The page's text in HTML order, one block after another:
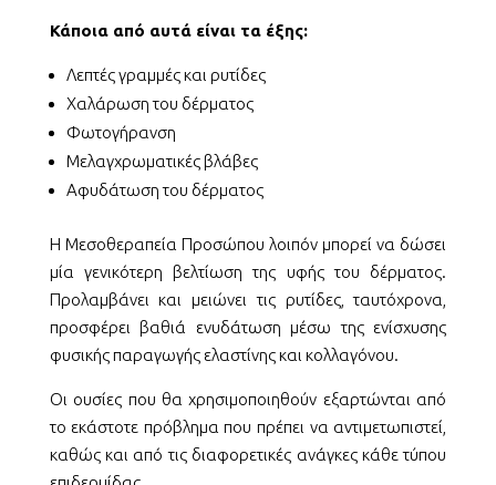
Κάποια από αυτά είναι τα έξης:
Λεπτές γραμμές και ρυτίδες
Χαλάρωση του δέρματος
Φωτογήρανση
Μελαγχρωματικές βλάβες
Αφυδάτωση του δέρματος
Η Μεσοθεραπεία Προσώπου λοιπόν μπορεί να δώσει
μία γενικότερη βελτίωση της υφής του δέρματος.
Προλαμβάνει και μειώνει τις ρυτίδες, ταυτόχρονα,
προσφέρει βαθιά ενυδάτωση μέσω της ενίσχυσης
φυσικής παραγωγής ελαστίνης και κολλαγόνου.
Οι ουσίες που θα χρησιμοποιηθούν εξαρτώνται από
το εκάστοτε πρόβλημα που πρέπει να αντιμετωπιστεί,
καθώς και από τις διαφορετικές ανάγκες κάθε τύπου